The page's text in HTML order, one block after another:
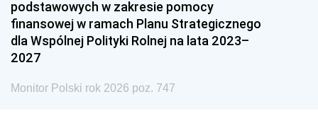
podstawowych w zakresie pomocy
finansowej w ramach Planu Strategicznego
dla Wspólnej Polityki Rolnej na lata 2023–
2027
Monitor Polski rok 2026 poz. 747